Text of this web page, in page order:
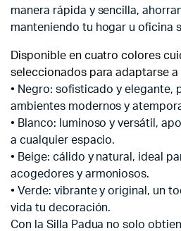
manera rápida y sencilla,
manteniendo tu hogar u oficina
Disponible en cuatro colores
seleccionados para adaptarse
• Negro: sofisticado y elegante,
ambientes modernos y
• Blanco: luminoso y versátil,
a cualquier espacio.
• Beige: cálido y natural, ideal
acogedores y armoniosos.
• Verde: vibrante y original, un
vida tu decoración.
Con la Silla Padua no solo